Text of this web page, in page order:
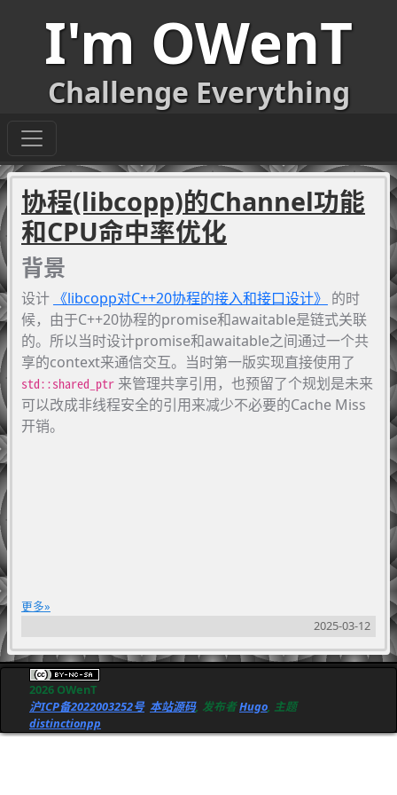
I'm OWenT
Challenge Everything
协程(libcopp)的Channel功能
和CPU命中率优化
背景
设计 《libcopp对C++20协程的接入和接口设计》 的时
候，由于C++20协程的promise和awaitable是链式关联
的。所以当时设计promise和awaitable之间通过一个共
享的context来通信交互。当时第一版实现直接使用了
std::shared_ptr来管理共享引用，也预留了个规划是未来
可以改成非线程安全的引用来减少不必要的Cache Miss
开销。
更多
2025-03-12
2026 OWenT
沪ICP备2022003252号 本站源码, 发布者Hugo , 主题
distinctionpp